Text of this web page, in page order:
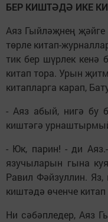
БЕР КИШТӘДӘ ИКЕ
Аяз Гыйләҗнең
төрле китап-
тик бер шүрлек кенә
китап тора. Урын
китапларга карап,
- Аяз абый, нигә бу
киштәгә
- Юк, парин! - ди
язучыларын гына
Равил Фәйзуллин.
киштәдә өченче
Ни сәбәпледер, Аяз